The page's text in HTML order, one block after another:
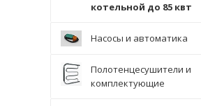
котельной до 85 квт
Насосы и автоматика
Полотенцесушители и
комплектующие